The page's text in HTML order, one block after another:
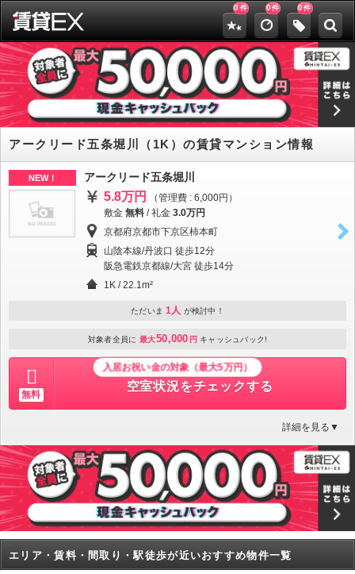
0 件 0件 0件
アークリード五条堀川（1K）の賃貸マンション情報
NEW！ アークリード五条堀川
5.8万円
（管理費 : 6,000円）
敷金 無料 /礼金 3.0万円
京都府京都市下京区柿本町
山陰本線/丹波口 徒歩12分
阪急電鉄京都線/大宮 徒歩14分
1K / 22.1m²
ただいま 1人 が検討中！
対象者全員に 最大50,000 円 キャッシュバック!
無料
入居お祝い金の対象（最大5万円）
空室状況をチェックする
詳細を見る▼
エリア・賃料・間取り・駅徒歩が近いおすすめ物件一覧